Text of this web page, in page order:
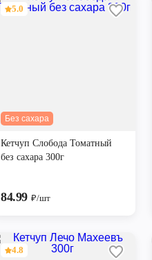
Без сахара
5.0
Кетчуп Слобода Томатный
без сахара 300г
84.99 ₽/шт
4.8